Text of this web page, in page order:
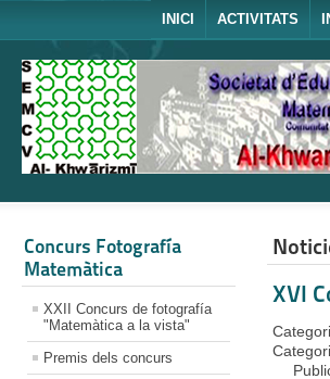
INICI ACTIVITATS
Concurs Fotografía
Matemàtica
XXII Concurs de fotografía
"Matemàtica a la vista"
Premis dels concurs
XVI